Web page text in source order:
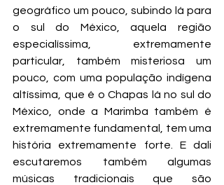
geográfico um pouco, subindo lá para
o sul do México, aquela região
especialíssima, extremamente
particular, também misteriosa um
pouco, com uma população indígena
altíssima, que é o Chapas lá no sul do
México, onde a Marimba também é
extremamente fundamental, tem uma
história extremamente forte. E dali
escutaremos também algumas
músicas tradicionais que são